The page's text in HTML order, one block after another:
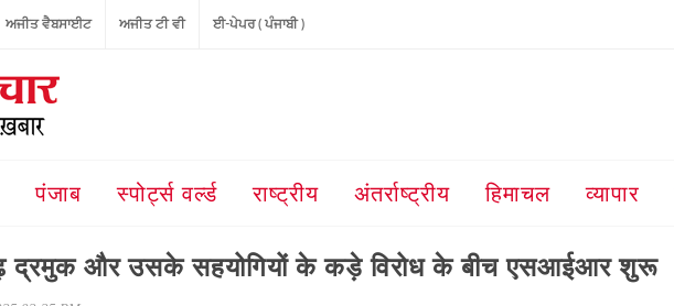
ਅਜੀਤ ਵੈਬਸਾਈਟ ਅਜੀਤ ਟੀ ਵੀ ਈ-ਪੇਪਰ ( ਪੰਜਾਬੀ )
पंजाब स्पोर्ट्स वर्ल्ड राष्ट्रीय अंतर्राष्ट्रीय हिमाचल व्यापार
द्रमुक और उसके सहयोगियों के कड़े विरोध के बीच एसआईआर शुरू